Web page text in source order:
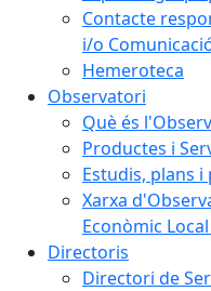
Contacte
i/o
Hemeroteca
Observatori
Què és
Productes i
Estudis, plans
Xarxa
Econòmic Local
Directoris
Directori de